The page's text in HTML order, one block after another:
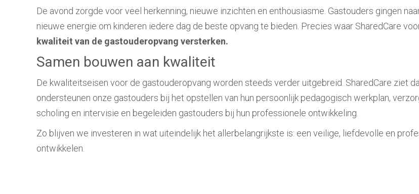
De avond zorgde voor veel herkenning, nieuwe inzichten en enthousiasme. Gastouders gingen
nieuwe energie om kinderen iedere dag de beste opvang te bieden. Precies waar SharedCare
kwaliteit van de gastouderopvang versterken.
Samen bouwen aan kwaliteit
De kwaliteitseisen voor de gastouderopvang worden steeds verder uitgebreid. SharedCare ziet
ondersteunen onze gastouders bij het opstellen van hun persoonlijk pedagogisch werkplan,
scholing en intervisie en begeleiden gastouders bij hun professionele ontwikkeling.
Zo blijven we investeren in wat uiteindelijk het allerbelangrijkste is: een veilige, liefdevolle en
ontwikkelen.